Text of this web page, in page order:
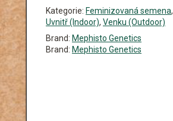
Kategorie: Feminizovaná semena,
Uvnitř (Indoor), Venku (Outdoor)
Brand: Mephisto Genetics
Brand: Mephisto Genetics